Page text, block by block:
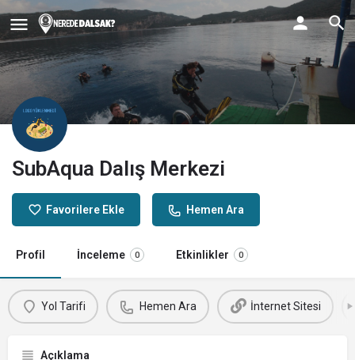
SubAqua Dalış Merkezi
Favorilere Ekle Hemen Ara
Profil İnceleme 0 Etkinlikler 0
Yol Tarifi Hemen Ara İnternet Sitesi
Açıklama